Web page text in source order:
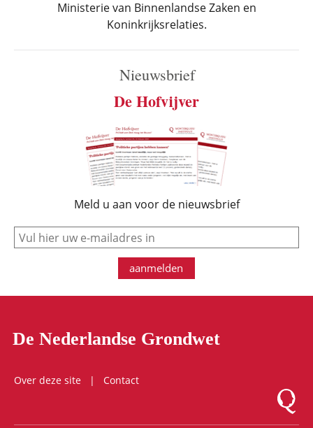
Ministerie van Binnenlandse Zaken en
Koninkrijksrelaties.
Nieuwsbrief
De Hofvijver
Meld u aan voor de nieuwsbrief
e-mail
aanmelden
De Nederlandse Grondwet
Over deze site
Contact
Logo